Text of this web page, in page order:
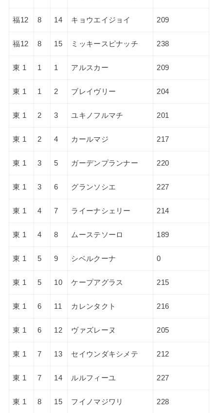
福12 8 14 キョウエイジョイ 209
福12 8 15 ミッキースピナッチ 238
東 1 1 1 アルスカー 209
東 1 1 2 ブレイヴリー 204
東 1 2 3 ユキノフルマチ 201
東 1 2 4 カールマジ 217
東 1 3 5 ガーデンプランナー 220
東 1 3 6 グランソシエ 227
東 1 4 7 ライーナシェリー 214
東 1 4 8 ムーステソーロ 189
東 1 5 9 シベルクーナ 0
東 1 5 10 ケープアグラス 215
東 1 6 11 カレンタクト 216
東 1 6 12 ヴァズレーヌ 205
東 1 7 13 セイウンダキシメテ 212
東 1 7 14 ルルフィーユ 227
東 1 8 15 フイノマジワリ 228